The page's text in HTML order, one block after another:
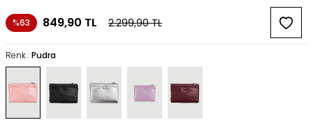
%63 849,90 TL 2.299,90TL
Renk :Pudra